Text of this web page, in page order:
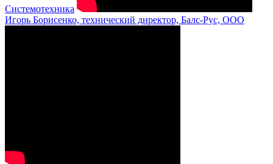
Системотехника
Игорь Борисенко, технический директор, Балс-Рус, ООО